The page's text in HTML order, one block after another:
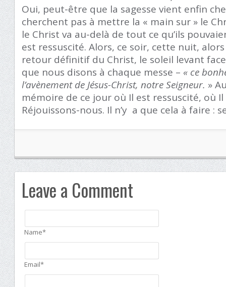
Oui, peut-être que la sagesse vient enfin
cherchent pas à mettre la « main sur » le
le Christ va au-delà de tout ce qu’ils
est ressuscité. Alors, ce soir, cette nuit,
retour définitif du Christ, le soleil levant
que nous disons à chaque messe – « ce
l’avènement de Jésus-Christ, notre Seigneur. »
mémoire de ce jour où Il est ressuscité, où
Réjouissons-nous. Il n’y a que cela à faire :
Leave a Comment
Name*
Email*